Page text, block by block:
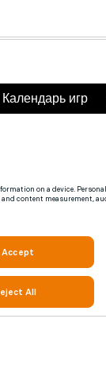
Календарь игр